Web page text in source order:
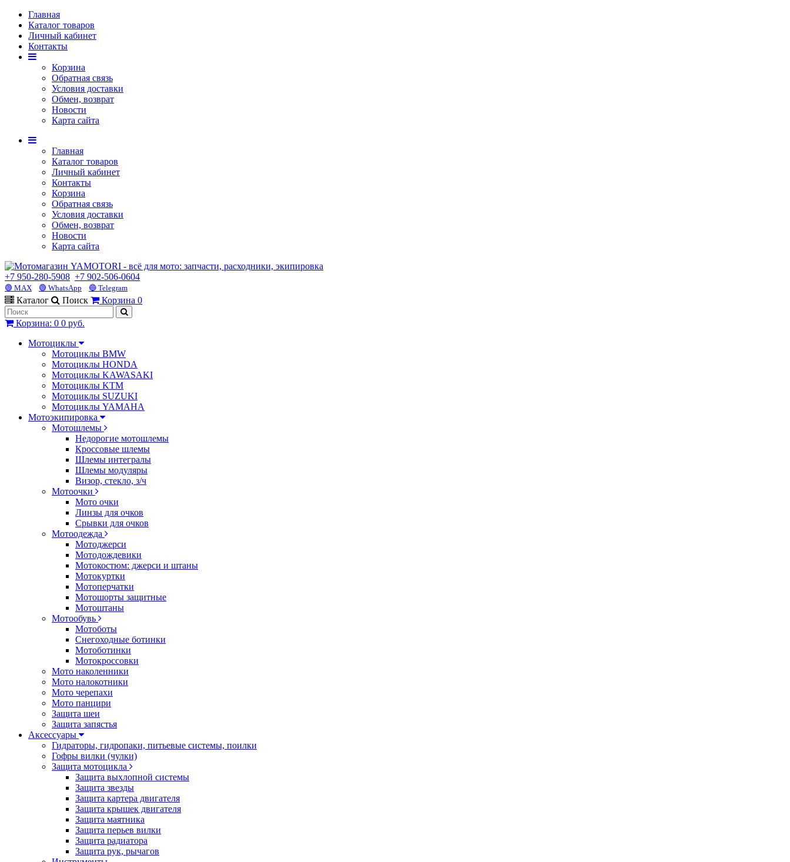
Главная
Каталог товаров
Личный кабинет
Контакты
Корзина
Обратная связь
Условия доставки
Обмен, возврат
Новости
Карта сайта
Главная
Каталог товаров
Личный кабинет
Контакты
Корзина
Обратная связь
Условия доставки
Обмен, возврат
Новости
Карта сайта
+7 950-280-5908 +7 902-506-0604
🟢 MAX 🟢 WhatsApp 🔵 Telegram
Каталог Поиск Корзина 0
Корзина: 0 0 руб.
Мотоциклы
Мотоциклы BMW
Мотоциклы HONDA
Мотоциклы KAWASAKI
Мотоциклы KTM
Мотоциклы SUZUKI
Мотоциклы YAMAHA
Мотоэкипировка
Мотошлемы
Недорогие мотошлемы
Кроссовые шлемы
Шлемы интегралы
Шлемы модуляры
Визор, стекло, з/ч
Мотоочки
Мото очки
Линзы для очков
Срывки для очков
Мотоодежда
Мотоджерси
Мотодождевики
Мотокостюм: джерси и штаны
Мотокуртки
Мотоперчатки
Мотошорты защитные
Мотоштаны
Мотообувь
Мотоботы
Снегоходные ботинки
Мотоботинки
Мотокроссовки
Мото наколенники
Мото налокотники
Мото черепахи
Мото панцири
Защита шеи
Защита запястья
Аксессуары
Гидраторы, гидропаки, питьевые системы, поилки
Гофры вилки (чулки)
Защита мотоцикла
Защита выхлопной системы
Защита звезды
Защита картера двигателя
Защита крышек двигателя
Защита маятника
Защита перьев вилки
Защита радиатора
Защита рук, рычагов